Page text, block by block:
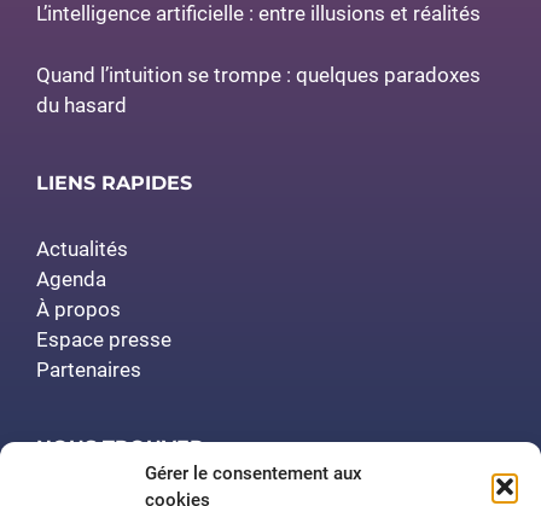
Gérer le consentement aux
cookies
L’intelligence artificielle : entre illusions et réalités
Quand l’intuition se trompe : quelques paradoxes
du hasard
LIENS RAPIDES
Actualités
Agenda
À propos
Espace presse
Partenaires
NOUS TROUVER